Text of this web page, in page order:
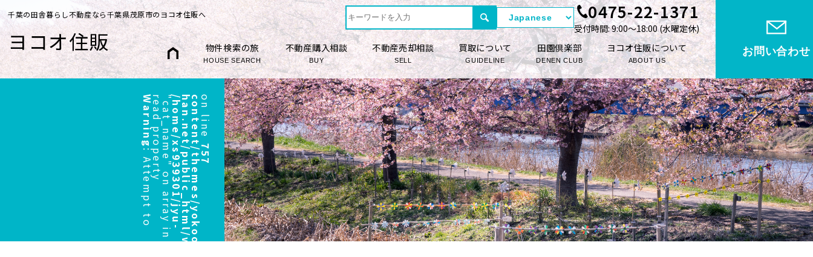
千葉の田舎暮らし不動産なら千葉県茂原市のヨコオ住販へ
ヨコオ住販
0475-22-1371
受付時間: 9:00〜18:00 (⽔曜定休)
物件検索の旅
HOUSE SEARCH
不動産購入相談
BUY
不動産売却相談
SELL
買取について
GUIDELINE
田園倶楽部
DENEN CLUB
ヨコオ住販について
ABOUT US
お問い合わせ
Warning
:
A
t
t
e
m
p
t
t
o
r
e
a
d
p
r
o
p
e
r
t
y
"
c
a
t
_
n
a
m
e
"
o
n
a
r
r
a
y
i
n/
h
o
m
e
/
x
s
9
3
9
3
0
1
/
j
y
u
-
h
a
n
.
n
e
t
/
p
u
b
l
i
c
_
h
t
m
l
/
w
p
/
w
p
-
c
o
n
t
e
n
t
/
t
h
e
m
e
s
/
y
o
k
o
o
/
h
e
a
d
e
r
.
p
hpon line
757